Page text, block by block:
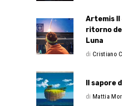
Artemis II
ritorno
Luna
di Cristiano
Il sapore
di Mattia